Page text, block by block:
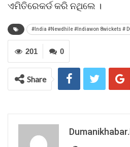
ଏମିତିରେକର୍ଡ କରି ନଥିଲେ ।
#India #Newdhile #Indiawon 8wickets #
0
201
Share